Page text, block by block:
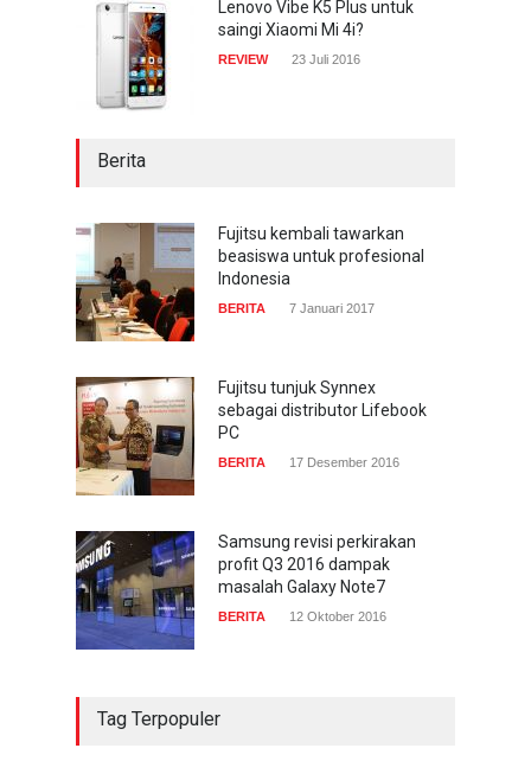
Lenovo Vibe K5 Plus untuk
saingi Xiaomi Mi 4i?
REVIEW 23 Juli 2016
Berita
Fujitsu kembali tawarkan
beasiswa untuk profesional
Indonesia
BERITA 7 Januari 2017
Fujitsu tunjuk Synnex
sebagai distributor Lifebook
PC
BERITA 17 Desember 2016
Samsung revisi perkirakan
profit Q3 2016 dampak
masalah Galaxy Note7
BERITA 12 Oktober 2016
Tag Terpopuler